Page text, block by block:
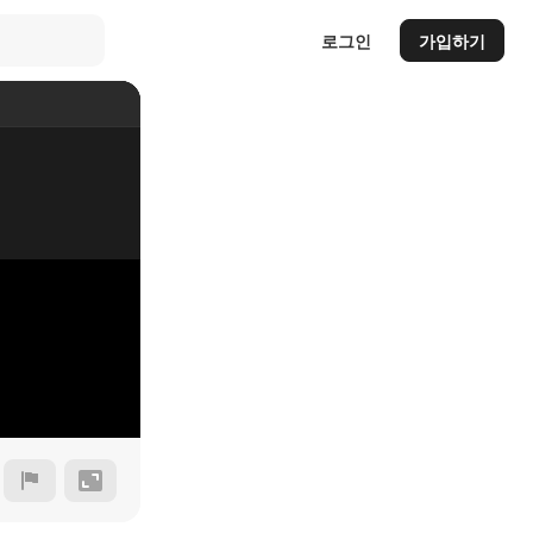
로그인 가입하기